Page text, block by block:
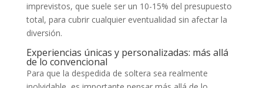
imprevistos, que suele ser un 10-15% del presupuesto
total, para cubrir cualquier eventualidad sin afectar la
diversión.
Experiencias únicas y personalizadas: más allá
de lo convencional
Para que la despedida de soltera sea realmente